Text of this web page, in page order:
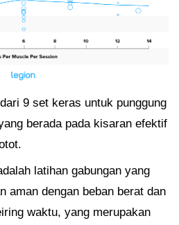
9 set keras untuk punggung
berada pada kisaran efektif
latihan gabungan yang
aman dengan beban berat dan
waktu, yang merupakan